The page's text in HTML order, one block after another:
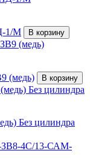
1/М
В корзину
(медь)
В корзину
Без цилиндра